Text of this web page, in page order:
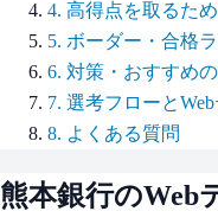
4. 高得点を取るた
5. ボーダー・合格
6. 対策・おすすめ
7. 選考フローと
8. よくある質問
熊本銀行のWeb